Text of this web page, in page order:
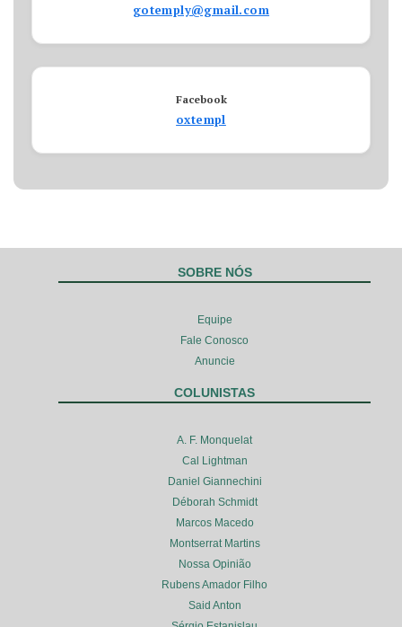
gotemply@gmail.com
Facebook
oxtempl
SOBRE NÓS
Equipe
Fale Conosco
Anuncie
COLUNISTAS
A. F. Monquelat
Cal Lightman
Daniel Giannechini
Déborah Schmidt
Marcos Macedo
Montserrat Martins
Nossa Opinião
Rubens Amador Filho
Said Anton